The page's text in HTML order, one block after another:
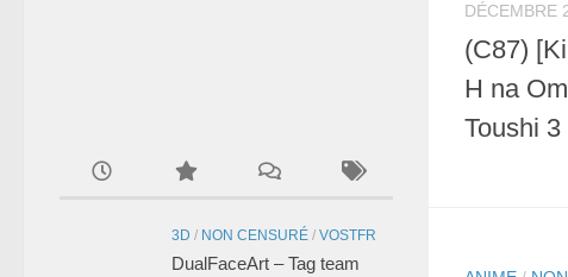
DÉCEMBRE
(C87)
H na
Toushi
3D / NON CENSURÉ / VOSTFR
DualFaceArt – Tag team